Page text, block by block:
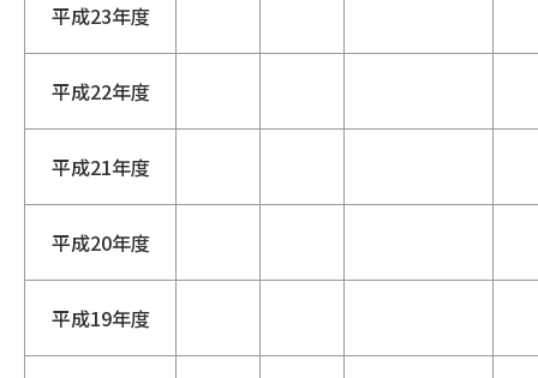
平成23年度
平成22年度
平成21年度
平成20年度
平成19年度